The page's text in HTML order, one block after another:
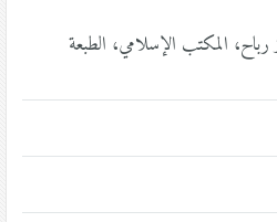
العزيز رباح، المكتب الإسلامي، الطبعة